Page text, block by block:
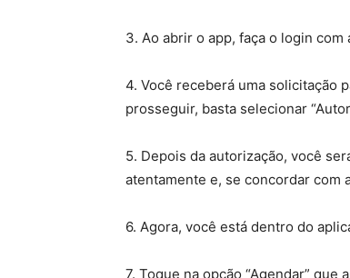
3. Ao abrir o app, faça o login
4. Você receberá uma solicitação
prosseguir, basta selecionar
5. Depois da autorização, você
atentamente e, se concordar com
6. Agora, você está dentro do
7. Toque na opção “Agendar” que